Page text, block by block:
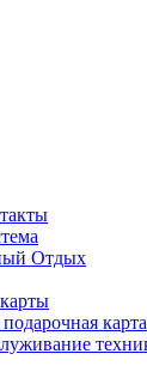
Отдых
карта